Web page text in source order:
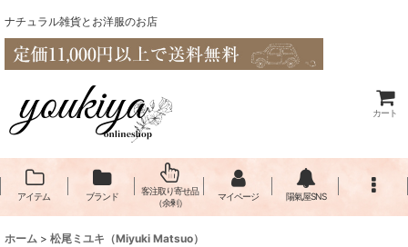
ナチュラル雑貨とお洋服のお店
カート
アイテム ブランド
客注取り寄せ品
（余剰）
マイページ 陽氣屋SNS
ホーム > 松尾ミユキ（Miyuki Matsuo）